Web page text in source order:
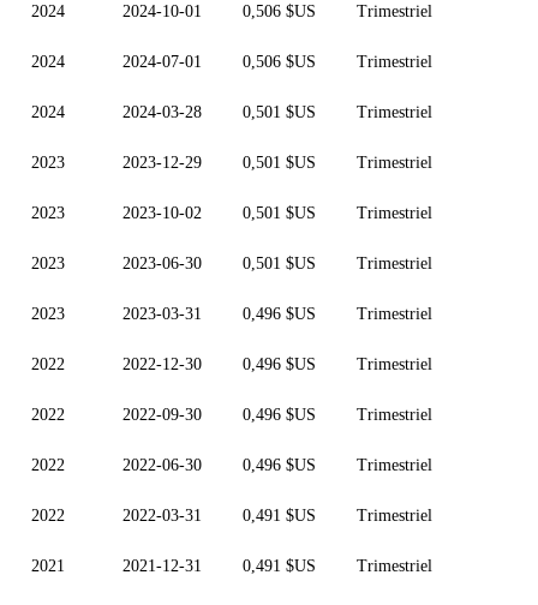
2024 2024-10-01 0,506 $US Trimestriel
2024 2024-07-01 0,506 $US Trimestriel
2024 2024-03-28 0,501 $US Trimestriel
2023 2023-12-29 0,501 $US Trimestriel
2023 2023-10-02 0,501 $US Trimestriel
2023 2023-06-30 0,501 $US Trimestriel
2023 2023-03-31 0,496 $US Trimestriel
2022 2022-12-30 0,496 $US Trimestriel
2022 2022-09-30 0,496 $US Trimestriel
2022 2022-06-30 0,496 $US Trimestriel
2022 2022-03-31 0,491 $US Trimestriel
2021 2021-12-31 0,491 $US Trimestriel